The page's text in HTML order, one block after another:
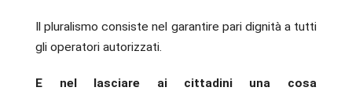
Il pluralismo consiste nel garantire pari dignità a tutti
gli operatori autorizzati.
E nel lasciare ai cittadini una cosa